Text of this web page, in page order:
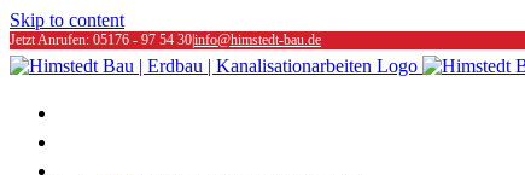
Skip to content
Jetzt Anrufen: 05176 - 97 54 30info@himstedt-bau.de